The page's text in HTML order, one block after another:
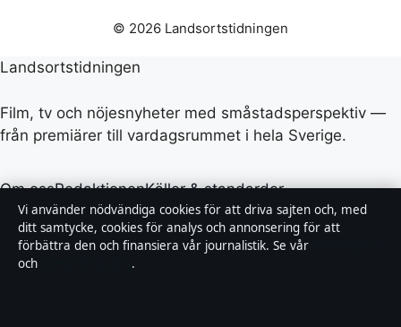
© 2026 Landsortstidningen
Landsortstidningen
Film, tv och nöjesnyheter med småstadsperspektiv —
från premiärer till vardagsrummet i hela Sverige.
Om ossRedaktionenKällor & standarder
Redaktionell policyRättelserÄgandeIntegritetKontakt
RSS
Vi använder nödvändiga cookies för att driva sajten och, med
ditt samtycke, cookies för analys och annonsering för att
förbättra den och finansiera vår journalistik. Se vår
och
.